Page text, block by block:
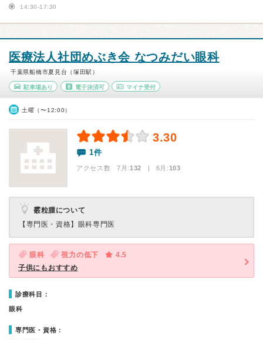
14:30-17:30
医療法人社団めぶき会 なつみだい眼科
千葉県船橋市夏見台（塚田駅）
駐車場あり 電子決済可 マイナ受付
土曜（〜12:00）
3.30
1件
アクセス数 7月:132 | 6月:103
霰粒腫について
【専門医・資格】 眼科専門医
眼科 視力の低下
4.5
子供にもおすすめ
診療科目：
眼科
専門医・資格：